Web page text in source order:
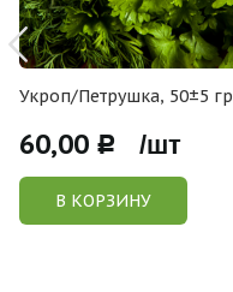
Укроп/Петрушка, 50±5 гр
60,00 Р /шт
В КОРЗИНУ